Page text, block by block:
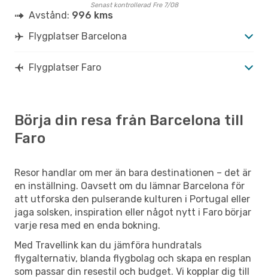
Senast kontrollerad Fre 7/08
Avstånd: 996 kms
Flygplatser Barcelona
Flygplatser Faro
Börja din resa från Barcelona till
Faro
Resor handlar om mer än bara destinationen – det är
en inställning. Oavsett om du lämnar Barcelona för
att utforska den pulserande kulturen i Portugal eller
jaga solsken, inspiration eller något nytt i Faro börjar
varje resa med en enda bokning.
Med Travellink kan du jämföra hundratals
flygalternativ, blanda flygbolag och skapa en resplan
som passar din resestil och budget. Vi kopplar dig till